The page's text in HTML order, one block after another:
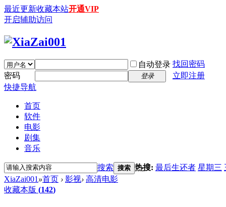
最近更新收藏本站开通VIP
开启辅助访问
自动登录 找回密码
密码
登录
立即注册
快捷导航
首页
软件
电影
剧集
音乐
搜索 搜索 热搜: 最后生还者 星期三
XiaZai001 »首页 › 影视› 高清电影
收藏本版 (142)